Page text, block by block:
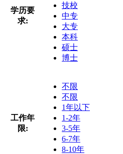
学历要
求:
技校
中专
大专
本科
硕士
博士
工作年
限:
不限
不限
1年以下
1-2年
3-5年
6-7年
8-10年